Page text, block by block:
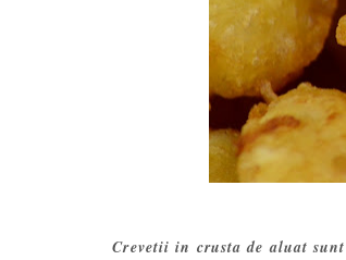
Crevetii in crusta de aluat